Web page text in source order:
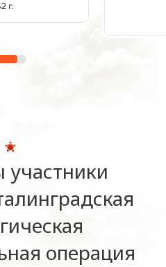
г.
участники
операция